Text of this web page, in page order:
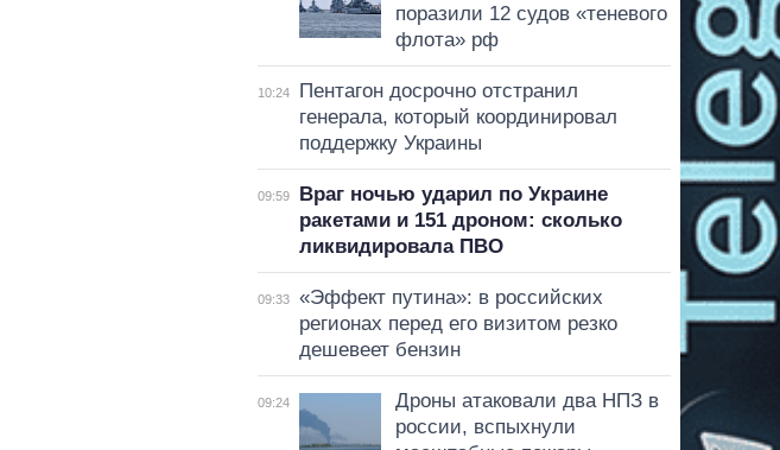
поразили 12 судов «теневого
флота» рф
10:24
Пентагон досрочно отстранил
генерала, который координировал
поддержку Украины
09:59
Враг ночью ударил по Украине
ракетами и 151 дроном: сколько
ликвидировала ПВО
09:33
«Эффект путина»: в российских
регионах перед его визитом резко
дешевеет бензин
09:24
Дроны атаковали два НПЗ в
россии, вспыхнули